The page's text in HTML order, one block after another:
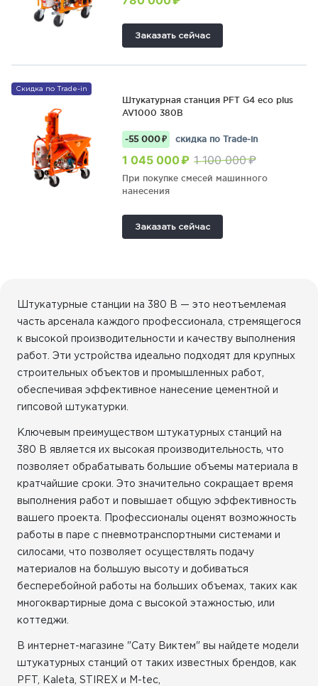
Заказать сейчас
Скидка по Trade-in
Штукатурная станция PFT G4 eco plus
AV1000 380В
-55 000 ₽ скидка по Trade-in
1 045 000 ₽ 1 100 000 ₽
При покупке смесей машинного
нанесения
Заказать сейчас
Штукатурные станции на 380 В — это неотъемлемая
часть арсенала каждого профессионала, стремящегося
к высокой производительности и качеству выполнения
работ. Эти устройства идеально подходят для крупных
строительных объектов и промышленных работ,
обеспечивая эффективное нанесение цементной и
гипсовой штукатурки.
Ключевым преимуществом штукатурных станций на
380 В является их высокая производительность, что
позволяет обрабатывать большие объемы материала в
кратчайшие сроки. Это значительно сокращает время
выполнения работ и повышает общую эффективность
вашего проекта. Профессионалы оценят возможность
работы в паре с пневмотранспортными системами и
силосами, что позволяет осуществлять подачу
материалов на большую высоту и добиваться
бесперебойной работы на больших объемах, таких как
многоквартирные дома с высокой этажностью, или
коттеджи.
В интернет-магазине "Сату Виктем" вы найдете модели
штукатурных станций от таких известных брендов, как
PFT, Kaleta, STIREX и M-teс,